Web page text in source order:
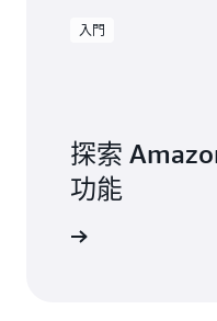
入門
探索
功能